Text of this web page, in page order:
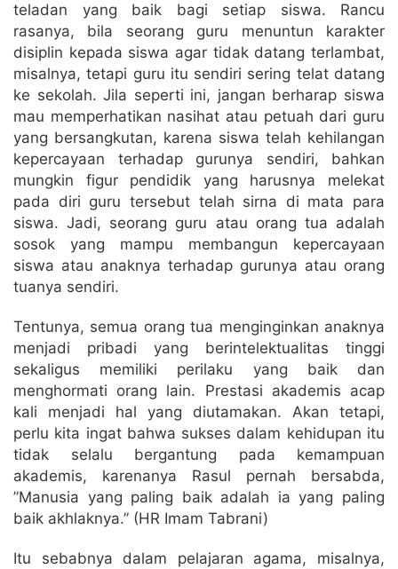
teladan yang baik bagi setiap siswa. Rancu
rasanya, bila seorang guru menuntun karakter
disiplin kepada siswa agar tidak datang terlambat,
misalnya, tetapi guru itu sendiri sering telat datang
ke sekolah. Jila seperti ini, jangan berharap siswa
mau memperhatikan nasihat atau petuah dari guru
yang bersangkutan, karena siswa telah kehilangan
kepercayaan terhadap gurunya sendiri, bahkan
mungkin figur pendidik yang harusnya melekat
pada diri guru tersebut telah sirna di mata para
siswa. Jadi, seorang guru atau orang tua adalah
sosok yang mampu membangun kepercayaan
siswa atau anaknya terhadap gurunya atau orang
tuanya sendiri.
Tentunya, semua orang tua menginginkan anaknya
menjadi pribadi yang berintelektualitas tinggi
sekaligus memiliki perilaku yang baik dan
menghormati orang lain. Prestasi akademis acap
kali menjadi hal yang diutamakan. Akan tetapi,
perlu kita ingat bahwa sukses dalam kehidupan itu
tidak selalu bergantung pada kemampuan
akademis, karenanya Rasul pernah bersabda,
”Manusia yang paling baik adalah ia yang paling
baik akhlaknya.” (HR Imam Tabrani)
Itu sebabnya dalam pelajaran agama, misalnya,